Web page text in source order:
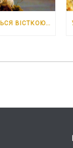
УРОК №12. ПОДІЛІТЬСЯ ВІСТКОЮ ПРО ІСУСА. 13 ЧЕРВНЯ – 19 ЧЕРВНЯ 2026 РОКУ